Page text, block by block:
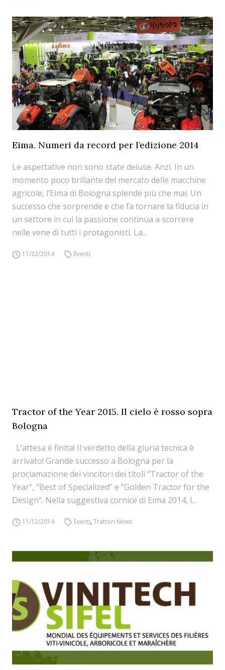
Eima. Numeri da record per l’edizione 2014
Le aspettative non sono state deluse. Anzi. In un
momento poco brillante del mercato delle macchine
agricole, l’Eima di Bologna splende più che mai. Un
successo che sorprende e che fa tornare la fiducia in
un settore in cui la passione continua a scorrere
nelle vene di tutti i protagonisti. La...
11/22/2014 Eventi
Tractor of the Year 2015. Il cielo è rosso sopra
Bologna
L’attesa è finita! Il verdetto della giuria tecnica è
arrivato! Grande successo a Bologna per la
proclamazione dei vincitori dei titoli “Tractor of the
Year”, “Best of Specialized” e “Golden Tractor for the
Design”. Nella suggestiva cornice di Eima 2014, l...
11/12/2014 Eventi,Trattori News